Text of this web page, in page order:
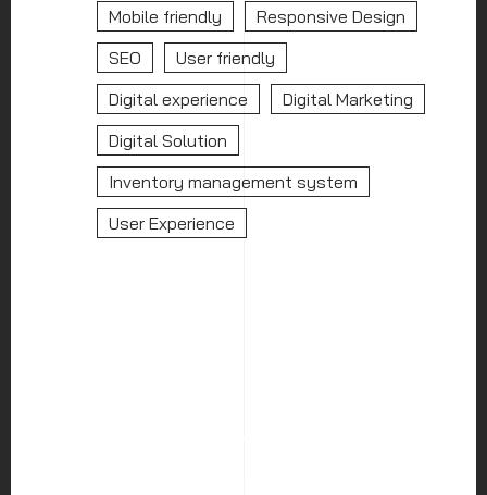
Mobile friendly
Responsive Design
SEO
User friendly
Digital experience
Digital Marketing
Digital Solution
Inventory management system
User Experience